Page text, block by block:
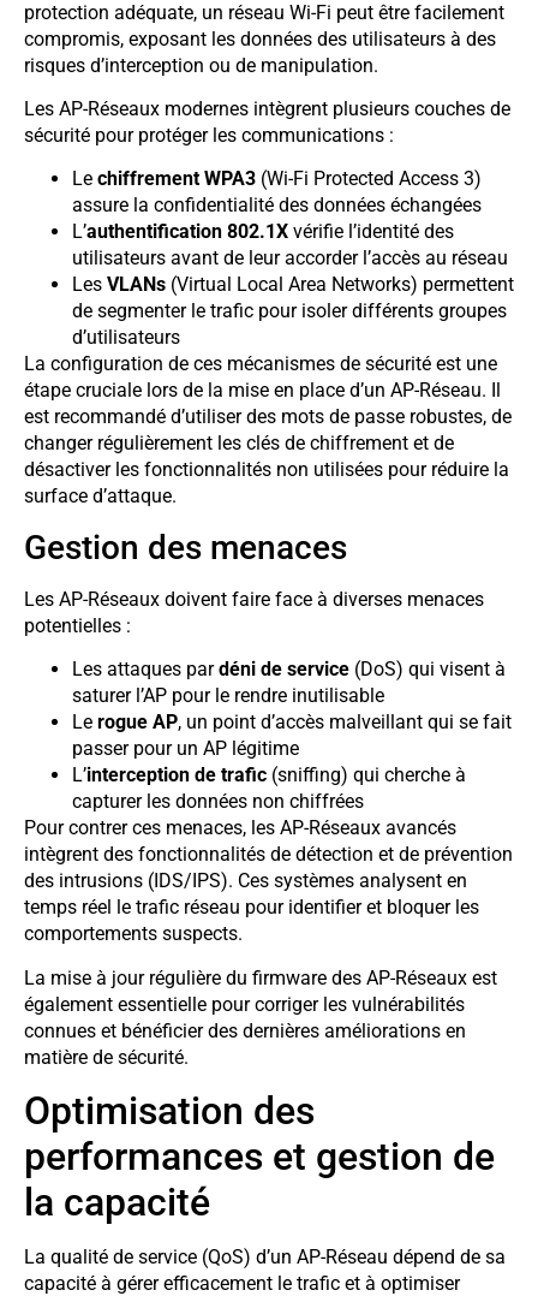
protection adéquate, un réseau Wi-Fi peut être facilement
compromis, exposant les données des utilisateurs à des
risques d’interception ou de manipulation.
Les AP-Réseaux modernes intègrent plusieurs couches de
sécurité pour protéger les communications :
Le chiffrement WPA3 (Wi-Fi Protected Access 3)
assure la confidentialité des données échangées
L’authentification 802.1X vérifie l’identité des
utilisateurs avant de leur accorder l’accès au réseau
Les VLANs (Virtual Local Area Networks) permettent
de segmenter le trafic pour isoler différents groupes
d’utilisateurs
La configuration de ces mécanismes de sécurité est une
étape cruciale lors de la mise en place d’un AP-Réseau. Il
est recommandé d’utiliser des mots de passe robustes, de
changer régulièrement les clés de chiffrement et de
désactiver les fonctionnalités non utilisées pour réduire la
surface d’attaque.
Gestion des menaces
Les AP-Réseaux doivent faire face à diverses menaces
potentielles :
Les attaques pardéni de service (DoS) qui visent à
saturer l’AP pour le rendre inutilisable
Le rogue AP, un point d’accès malveillant qui se fait
passer pour un AP légitime
L’interception de trafic (sniffing) qui cherche à
capturer les données non chiffrées
Pour contrer ces menaces, les AP-Réseaux avancés
intègrent des fonctionnalités de détection et de prévention
des intrusions (IDS/IPS). Ces systèmes analysent en
temps réel le trafic réseau pour identifier et bloquer les
comportements suspects.
La mise à jour régulière du firmware des AP-Réseaux est
également essentielle pour corriger les vulnérabilités
connues et bénéficier des dernières améliorations en
matière de sécurité.
Optimisation des
performances et gestion de
la capacité
La qualité de service (QoS) d’un AP-Réseau dépend de sa
capacité à gérer efficacement le trafic et à optimiser